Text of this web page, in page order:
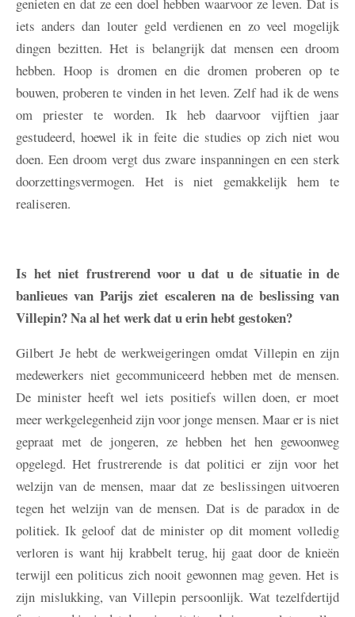
iets anders dan louter geld verdienen en zo veel mogelijk
dingen bezitten. Het is belangrijk dat mensen een droom
hebben. Hoop is dromen en die dromen proberen op te
bouwen, proberen te vinden in het leven. Zelf had ik de wens
om priester te worden. Ik heb daarvoor vijftien jaar
gestudeerd, hoewel ik in feite die studies op zich niet wou
doen. Een droom vergt dus zware inspanningen en een sterk
doorzettingsvermogen. Het is niet gemakkelijk hem te
realiseren.
Is het niet frustrerend voor u dat u de situatie in de
banlieues van Parijs ziet escaleren na de beslissing van
Villepin? Na al het werk dat u erin hebt gestoken?
Gilbert Je hebt de werkweigeringen omdat Villepin en zijn
medewerkers niet gecommuniceerd hebben met de mensen.
De minister heeft wel iets positiefs willen doen, er moet
meer werkgelegenheid zijn voor jonge mensen. Maar er is niet
gepraat met de jongeren, ze hebben het hen gewoonweg
opgelegd. Het frustrerende is dat politici er zijn voor het
welzijn van de mensen, maar dat ze beslissingen uitvoeren
tegen het welzijn van de mensen. Dat is de paradox in de
politiek. Ik geloof dat de minister op dit moment volledig
verloren is want hij krabbelt terug, hij gaat door de knieën
terwijl een politicus zich nooit gewonnen mag geven. Het is
zijn mislukking, van Villepin persoonlijk. Wat tezelfdertijd